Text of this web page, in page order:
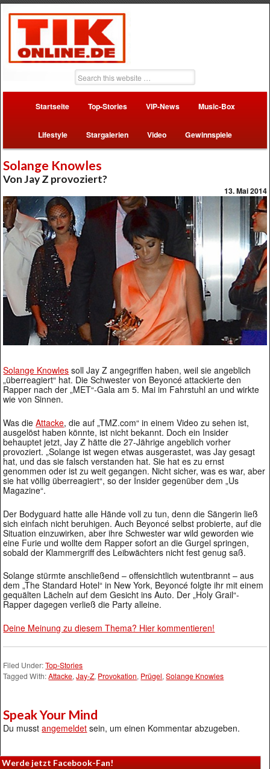
Startseite Top-Stories VIP-News Music-Box
Lifestyle Stargalerien Video Gewinnspiele
Solange Knowles
Von Jay Z provoziert?
13. Mai 2014
Solange Knowles soll Jay Z angegriffen haben, weil sie angeblich
„überreagiert“ hat. Die Schwester von Beyoncé attackierte den
Rapper nach der „MET“-Gala am 5. Mai im Fahrstuhl an und wirkte
wie von Sinnen.
Was dieAttacke, die auf „TMZ.com“ in einem Video zu sehen ist,
ausgelöst haben könnte, ist nicht bekannt. Doch ein Insider
behauptet jetzt, Jay Z hätte die 27-Jährige angeblich vorher
provoziert. „Solange ist wegen etwas ausgerastet, was Jay gesagt
hat, und das sie falsch verstanden hat. Sie hat es zu ernst
genommen oder ist zu weit gegangen. Nicht sicher, was es war, aber
sie hat völlig überreagiert“, so der Insider gegenüber dem „Us
Magazine“.
Der Bodyguard hatte alle Hände voll zu tun, denn die Sängerin ließ
sich einfach nicht beruhigen. Auch Beyoncé selbst probierte, auf die
Situation einzuwirken, aber ihre Schwester war wild geworden wie
eine Furie und wollte dem Rapper sofort an die Gurgel springen,
sobald der Klammergriff des Leibwächters nicht fest genug saß.
Solange stürmte anschließend – offensichtlich wutentbrannt – aus
dem „The Standard Hotel“ in New York, Beyoncé folgte ihr mit einem
gequälten Lächeln auf dem Gesicht ins Auto. Der „Holy Grail“-
Rapper dagegen verließ die Party alleine.
Deine Meinung zu diesem Thema? Hier kommentieren!
Filed Under:Top-Stories
Tagged With:Attacke,Jay-Z, Provokation, Prügel,Solange Knowles
Speak Your Mind
Du musstangemeldet sein, um einen Kommentar abzugeben.
Werde jetzt Facebook-Fan!